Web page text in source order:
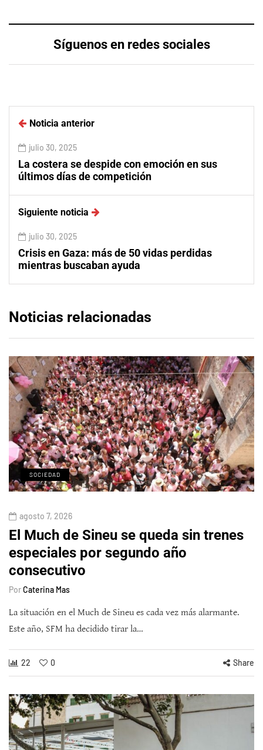
Síguenos en redes sociales
Noticia anterior
julio 30, 2025
La costera se despide con emoción en sus
últimos días de competición
Siguiente noticia
julio 30, 2025
Crisis en Gaza: más de 50 vidas perdidas
mientras buscaban ayuda
Noticias relacionadas
SOCIEDAD
agosto 7, 2026
El Much de Sineu se queda sin trenes
especiales por segundo año
consecutivo
PorCaterina Mas
La situación en el Much de Sineu es cada vez más alarmante.
Este año, SFM ha decidido tirar la…
22 0 Share